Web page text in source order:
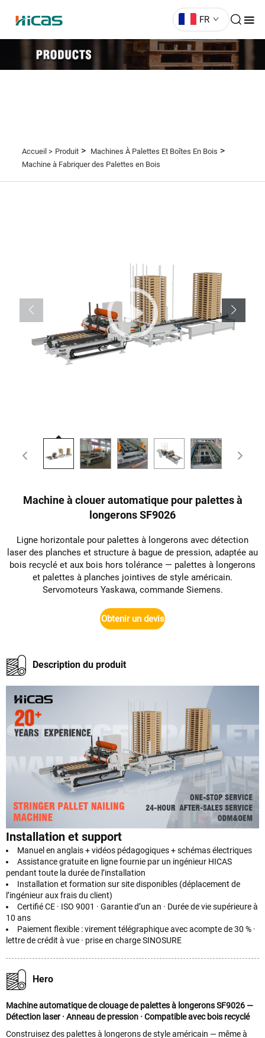
FR
Accueil > Produit> Machines À Palettes Et Boîtes En Bois >
Machine à Fabriquer des Palettes en Bois
Machine à clouer automatique pour palettes à
longerons SF9026
Ligne horizontale pour palettes à longerons avec détection
laser des planches et structure à bague de pression, adaptée au
bois recyclé et aux bois hors tolérance — palettes à longerons
et palettes à planches jointives de style américain.
Servomoteurs Yaskawa, commande Siemens.
Obtenir un devis
Description du produit
Installation et support
Manuel en anglais + vidéos pédagogiques + schémas électriques
Assistance gratuite en ligne fournie par un ingénieur HICAS
pendant toute la durée de l’installation
Installation et formation sur site disponibles (déplacement de
l’ingénieur aux frais du client)
Certifié CE · ISO 9001 · Garantie d’un an · Durée de vie supérieure à
10 ans
Paiement flexible : virement télégraphique avec acompte de 30 % ·
lettre de crédit à vue · prise en charge SINOSURE
Hero
Machine automatique de clouage de palettes à longerons SF9026 —
Détection laser · Anneau de pression · Compatible avec bois recyclé
Construisez des palettes à longerons de style américain — même à